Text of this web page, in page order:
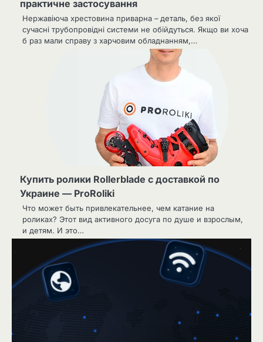
практичне застосування
Нержавіюча хрестовина приварна – деталь, без якої
сучасні трубопровідні системи не обійдуться. Якщо ви хоча
б раз мали справу з харчовим обладнанням,…
Купить ролики Rollerblade с доставкой по
Украине — ProRoliki
Что может быть привлекательнее, чем катание на
роликах? Этот вид активного досуга по душе и взрослым,
и детям. И это…